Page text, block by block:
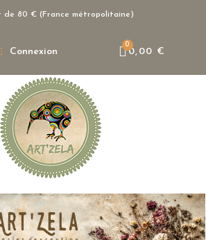
de 80 € (France métropolitaine)
Connexion 0,00 €